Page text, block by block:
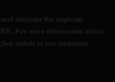
discover the regional
For more information about
switch to our corporate